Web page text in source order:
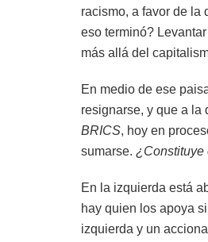
racismo, a favor de la
eso terminó?
más allá del
En medio de ese
resignarse, y que a la
BRICS, hoy en
sumarse. ¿Constituye
En la izquierda está
hay quien los apoya
izquierda y un